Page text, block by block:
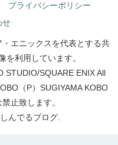
プライバシーポリシー
せ
エニックスを代表とする共
を利用しています。
STUDIO/SQUARE ENIX All
（P）SUGIYAMA KOBO
止致します。
んでるブログ.